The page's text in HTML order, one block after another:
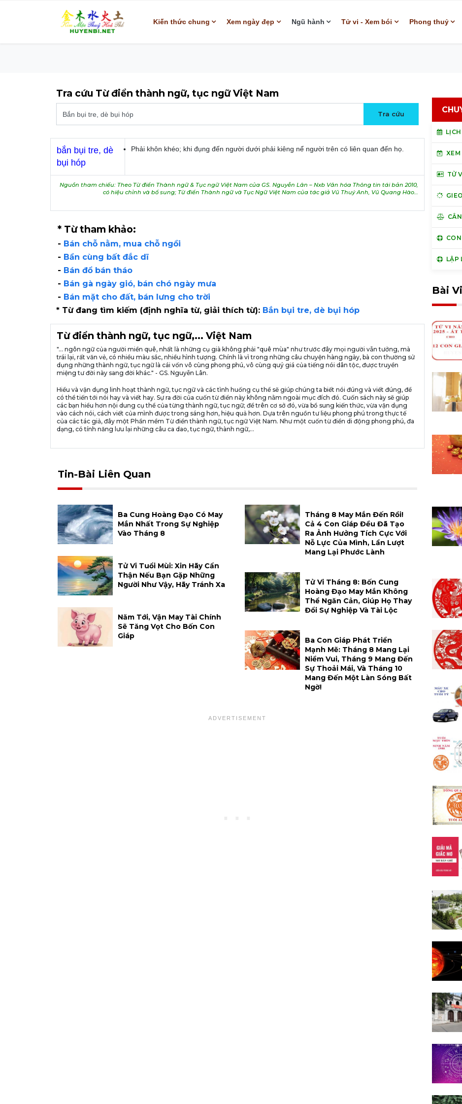
Kiến thức chung Xem ngày đẹp Ngũ hành Tử vi - Xem bói Phong thuỷ
Tra cứu Từ điển thành ngữ, tục ngữ Việt Nam
bắn bụi tre, dè
bụi hóp
Phải khôn khéo; khi đụng đến người dưới phải kiêng nể người trên có liên quan đến họ.
Nguồn tham chiếu: Theo Từ điển Thành ngữ & Tục ngữ Việt Nam của GS. Nguyễn Lân – Nxb Văn hóa Thông tin tái bản 2010,
có hiệu chỉnh và bổ sung; Từ điển Thành ngữ và Tục Ngữ Việt Nam của tác giả Vũ Thuý Anh, Vũ Quang Hào…
* Từ tham khảo:
- Bán chỗ nằm, mua chỗ ngồi
- Bần cùng bất đắc dĩ
- Bán đổ bán tháo
- Bán gà ngày gió, bán chó ngày mưa
- Bán mặt cho đất, bán lưng cho trời
* Từ đang tìm kiếm (định nghĩa từ, giải thích từ): Bắn bụi tre, dè bụi hóp
Từ điển thành ngữ, tục ngữ,... Việt Nam
"... ngôn ngữ của người miền quê, nhất là những cụ già không phải "quê mùa" như trước đây mọi người vẫn tưởng, mà
trái lại, rất văn vẻ, có nhiều màu sắc, nhiều hình tượng. Chính là vì trong những câu chuyện hàng ngày, bà con thường sử
dụng những thành ngữ, tục ngữ là cái vốn vô cùng phong phú, vô cùng quý giá của tiếng nói dân tộc, được truyền
miệng tư đời này sang đời khác." - GS. Nguyễn Lân.
Hiểu và vận dụng linh hoạt thành ngữ, tục ngữ và các tình huống cụ thể sẽ giúp chúng ta biết nói đúng và viết đúng, để
có thể tiến tới nói hay và viết hay. Sự ra đời của cuốn từ điển này không nằm ngoài mục đích đó. Cuốn sách này sẽ giúp
các bạn hiểu hơn nội dung cụ thể của từng thành ngữ, tục ngữ; để trên cơ sở đó, vừa bổ sung kiến thức, vừa vận dụng
vào cách nói, cách viết của mình được trong sáng hơn, hiệu quả hơn. Dựa trên nguồn tư liệu phong phú trong thực tế
của các tác giả, đây một Phần mềm Từ điển thành ngữ, tục ngữ Việt Nam. Như một cuốn từ điển di động phong phú, đa
dạng, có tính năng lưu lại những câu ca dao, tục ngữ, thành ngữ,...
Tin-Bài Liên Quan
Ba Cung Hoàng Đạo Có May
Mắn Nhất Trong Sự Nghiệp
Vào Tháng 8
Tử Vi Tuổi Mùi: Xin Hãy Cẩn
Thận Nếu Bạn Gặp Những
Người Như Vậy, Hãy Tránh Xa
Năm Tới, Vận May Tài Chính
Sẽ Tăng Vọt Cho Bốn Con
Giáp
Tháng 8 May Mắn Đến Rồi!
Cả 4 Con Giáp Đều Đã Tạo
Ra Ảnh Hưởng Tích Cực Với
Nỗ Lực Của Mình, Lần Lượt
Mang Lại Phước Lành
Tử Vi Tháng 8: Bốn Cung
Hoàng Đạo May Mắn Không
Thể Ngăn Cản, Giúp Họ Thay
Đổi Sự Nghiệp Và Tài Lộc
Ba Con Giáp Phát Triển
Mạnh Mẽ: Tháng 8 Mang Lại
Niềm Vui, Tháng 9 Mang Đến
Sự Thoải Mái, Và Tháng 10
Mang Đến Một Làn Sóng Bất
Ngờ!
XEM
TỬ
LẬP
Bài